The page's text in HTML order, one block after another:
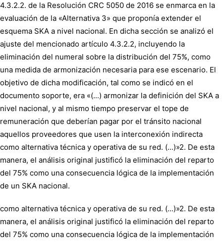
4.3.2.2. de la Resolución CRC 5050 de 2016 se enmarca en la
evaluación de la «Alternativa 3» que proponía extender el
esquema SKA a nivel nacional. En dicha sección se analizó el
ajuste del mencionado artículo 4.3.2.2, incluyendo la
eliminación del numeral sobre la distribución del 75%, como
una medida de armonización necesaria para ese escenario. El
objetivo de dicha modificación, tal como se indicó en el
documento soporte, era «(...) armonizar la definición del SKA a
nivel nacional, y al mismo tiempo preservar el tope de
remuneración que deberían pagar por el tránsito nacional
aquellos proveedores que usen la interconexión indirecta
como alternativa técnica y operativa de su red. (...)»2. De esta
manera, el análisis original justificó la eliminación del reparto
del 75% como una consecuencia lógica de la implementación
de un SKA nacional.
como alternativa técnica y operativa de su red. (...)»2. De esta
manera, el análisis original justificó la eliminación del reparto
del 75% como una consecuencia lógica de la implementación